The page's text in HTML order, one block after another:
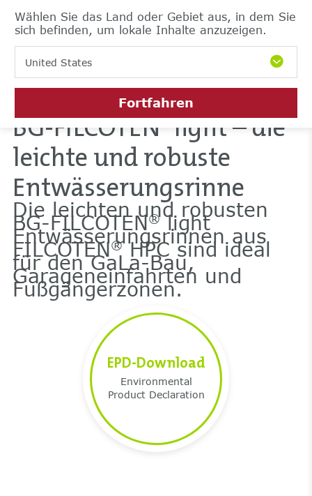
Wählen Sie das Land oder Gebiet aus, in dem Sie
sich befinden, um lokale Inhalte anzuzeigen.
United States
Fortfahren
BG-FILCOTEN®light – die
leichte und robuste
Entwässerungsrinne
Die leichten und robusten
BG-FILCOTEN®light
Entwässerungsrinnen aus
FILCOTEN®HPC sind ideal
für den GaLa-Bau,
Garageneinfahrten und
Fußgängerzonen.
EPD-Download
Environmental
Product Declaration